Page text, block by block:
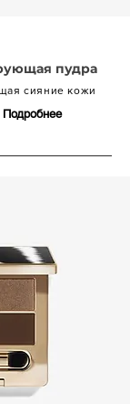
пудра
сияние кожи
Подробнее